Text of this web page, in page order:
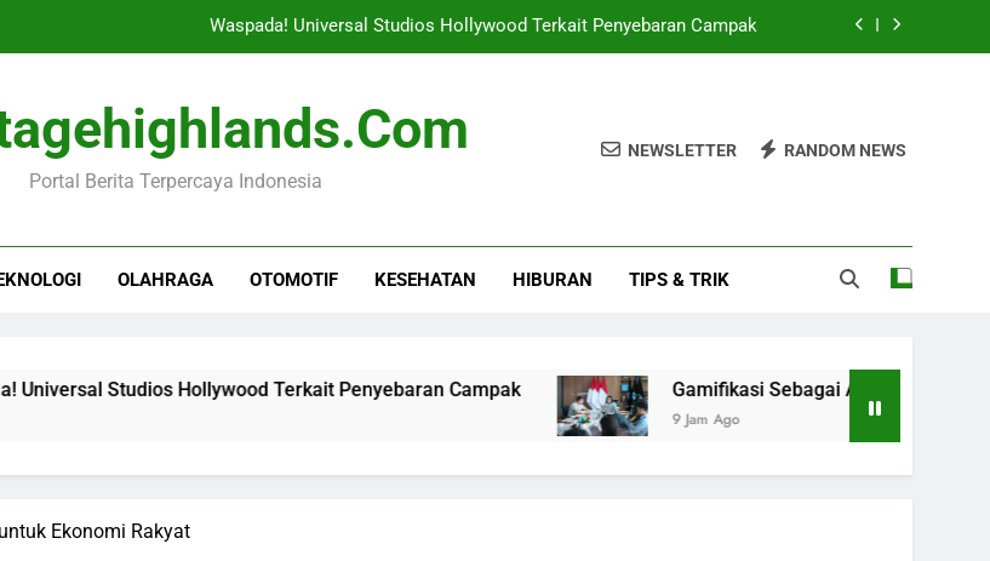
Waspada! Universal Studios Hollywood Terkait Penyebaran Campak
Kepala Bocah Nyangkut di Pagar Stadion saat Nonton Timnas Indonesia
Ujian Penting Tegakkan Supremasi Hukum oleh Perkara Eks Jampidsus
Gamifikasi Sebagai Alat Promosi Produk Kreatif dan Wisata RI
Portal Berita Terpercaya Indonesia
NEWSLETTER RANDOM NEWS
OLAHRAGA OTOMOTIF KESEHATAN HIBURAN TIPS & TRIK
Studios Hollywood Terkait Penyebaran Campak Gamifikasi Sebagai Alat Promosi Produk
9 Jam Ago
Ekonomi Rakyat